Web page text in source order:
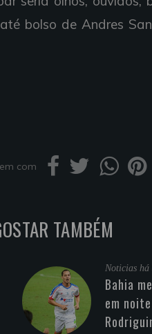
bolso de Andres
com
TAMBÉM
Noticias há
Bahia
em